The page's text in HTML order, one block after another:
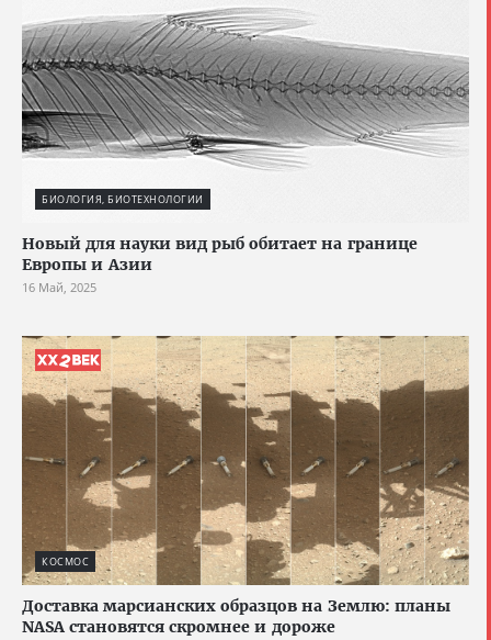
БИОЛОГИЯ, БИОТЕХНОЛОГИИ
Новый для науки вид рыб обитает на границе
Европы и Азии
16 Май, 2025
КОСМОС
Доставка марсианских образцов на Землю: планы
NASA становятся скромнее и дороже